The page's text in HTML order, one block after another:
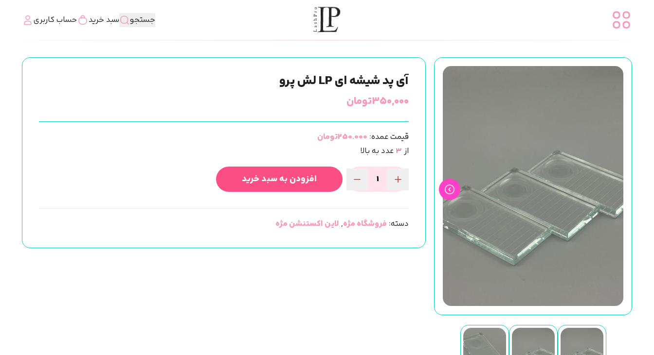
جستجو سبد خرید حساب کاربری
آی پد شیشه ای LP لش پرو
۳۵۰,۰۰۰تومان
قیمت عمده: 250.000تومان
از3عدد به بالا
ای
افزودن به سبد خرید
دسته: فروشگاه مژه, لاین اکستنشن مژه